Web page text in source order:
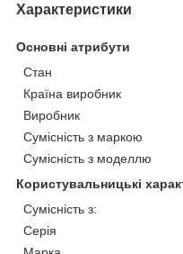
Характеристики
Основні атрибути
Стан
Країна виробник
Виробник
Сумісність з маркою
Сумісність з моделлю
Користувальницькі
Сумісність з:
Серія